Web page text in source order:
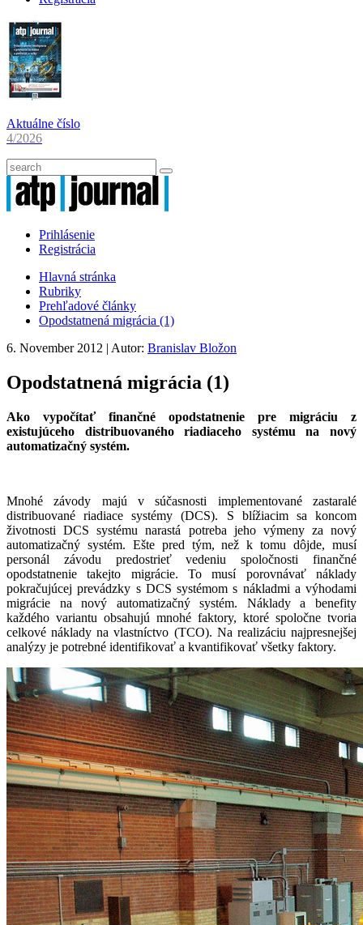
Aktuálne číslo
4/2026
Prihlásenie
Registrácia
Hlavná stránka
Rubriky
Prehľadové články
Opodstatnená migrácia (1)
6. November 2012 | Autor: Branislav Bložon
Opodstatnená migrácia (1)
Ako vypočítať finančné opodstatnenie pre migráciu z
existujúceho distribuovaného riadiaceho systému na nový
automatizačný systém.
Mnohé závody majú v súčasnosti implementované zastaralé
distribuované riadiace systémy (DCS). S blížiacim sa koncom
životnosti DCS systému narastá potreba jeho výmeny za nový
automatizačný systém. Ešte pred tým, než k tomu dôjde, musí
personál závodu predostrieť vedeniu spoločnosti finančné
opodstatnenie takejto migrácie. To musí porovnávať náklady
pokračujúcej prevádzky s DCS systémom s nákladmi a výhodami
migrácie na nový automatizačný systém. Náklady a benefity
každého variantu obsahujú mnohé faktory, ktoré spoločne tvoria
celkové náklady na vlastníctvo (TCO). Na realizáciu najpresnejšej
analýzy je potrebné identifikovať a kvantifikovať všetky faktory.